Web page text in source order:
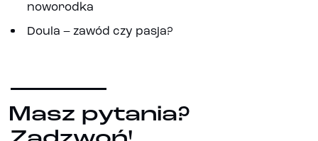
noworodka
Doula – zawód czy pasja?
Masz pytania?